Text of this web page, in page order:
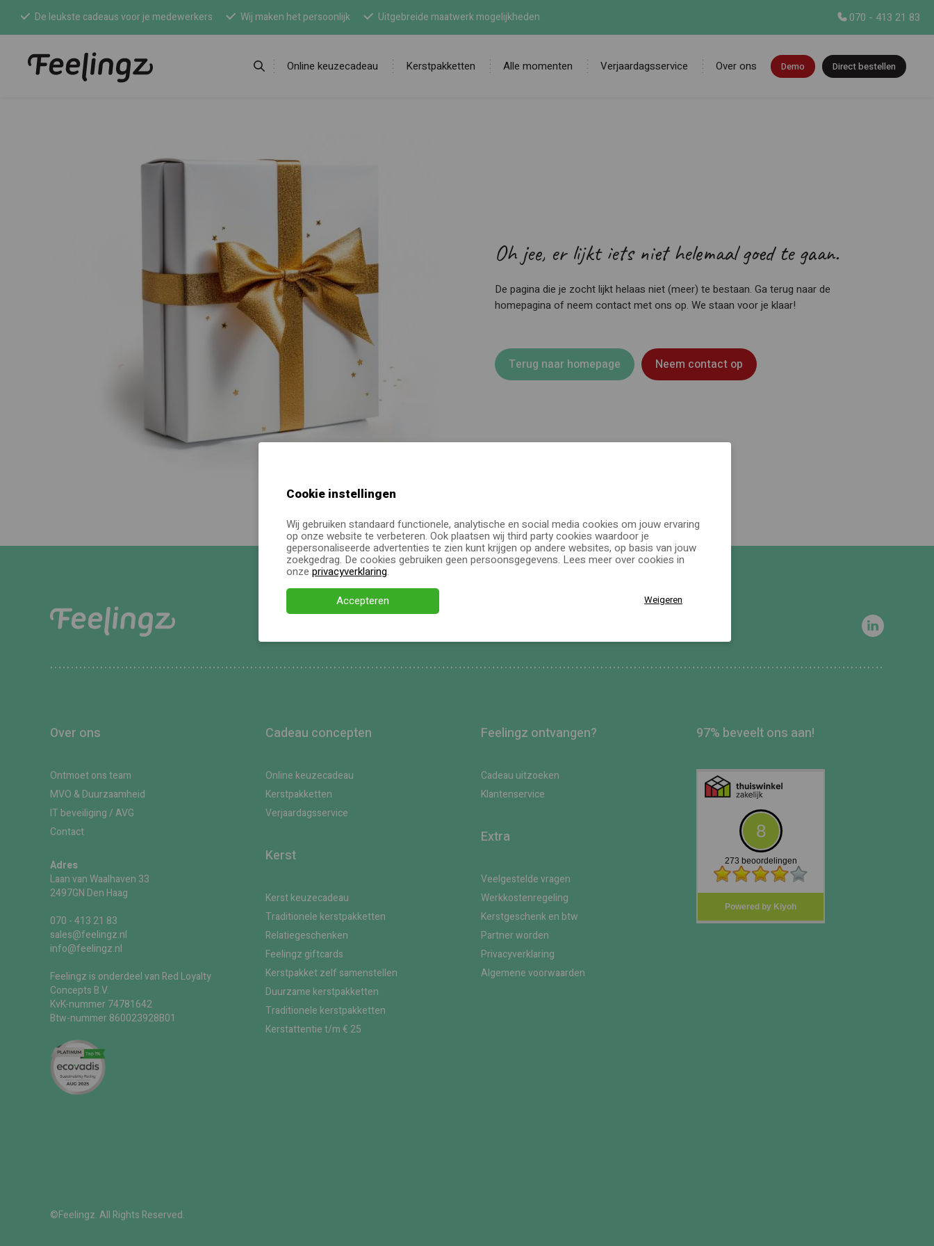
De leukste cadeaus voor je medewerkers Wij maken het persoonlijk Uitgebreide maatwerk mogelijkheden 070 - 413 21 83
Online keuzecadeau Kerstpakketten Alle momenten Verjaardagsservice Over ons Demo Direct bestellen
Zoeken
Oh jee, er lijkt iets niet helemaal goed te gaan.
De pagina die je zocht lijkt helaas niet (meer) te bestaan. Ga terug naar de
homepagina of neem contact met ons op. We staan voor je klaar!
Terug naar homepage Neem contact op
Over ons
Ontmoet ons team
MVO & Duurzaamheid
IT beveiliging / AVG
Contact
Adres
Laan van Waalhaven 33
2497GN Den Haag
070 - 413 21 83
sales@feelingz.nl
info@feelingz.nl
Feelingz is onderdeel van Red Loyalty
Concepts B.V.
KvK-nummer 74781642
Btw-nummer 860023928B01
Cadeau concepten
Online keuzecadeau
Kerstpakketten
Verjaardagsservice
Kerst
Kerst keuzecadeau
Traditionele kerstpakketten
Relatiegeschenken
Feelingz giftcards
Kerstpakket zelf samenstellen
Duurzame kerstpakketten
Traditionele kerstpakketten
Kerstattentie t/m € 25
Feelingz ontvangen?
Cadeau uitzoeken
Klantenservice
Extra
Veelgestelde vragen
Werkkostenregeling
Kerstgeschenk en btw
Partner worden
Privacyverklaring
Algemene voorwaarden
97% beveelt ons aan!
©Feelingz. All Rights Reserved.
Cookie instellingen
Wij gebruiken standaard functionele, analytische en social media cookies om jouw ervaring
op onze website te verbeteren. Ook plaatsen wij third party cookies waardoor je
gepersonaliseerde advertenties te zien kunt krijgen op andere websites, op basis van jouw
zoekgedrag. De cookies gebruiken geen persoonsgegevens. Lees meer over cookies in
onze privacyverklaring.
Accepteren
Weigeren